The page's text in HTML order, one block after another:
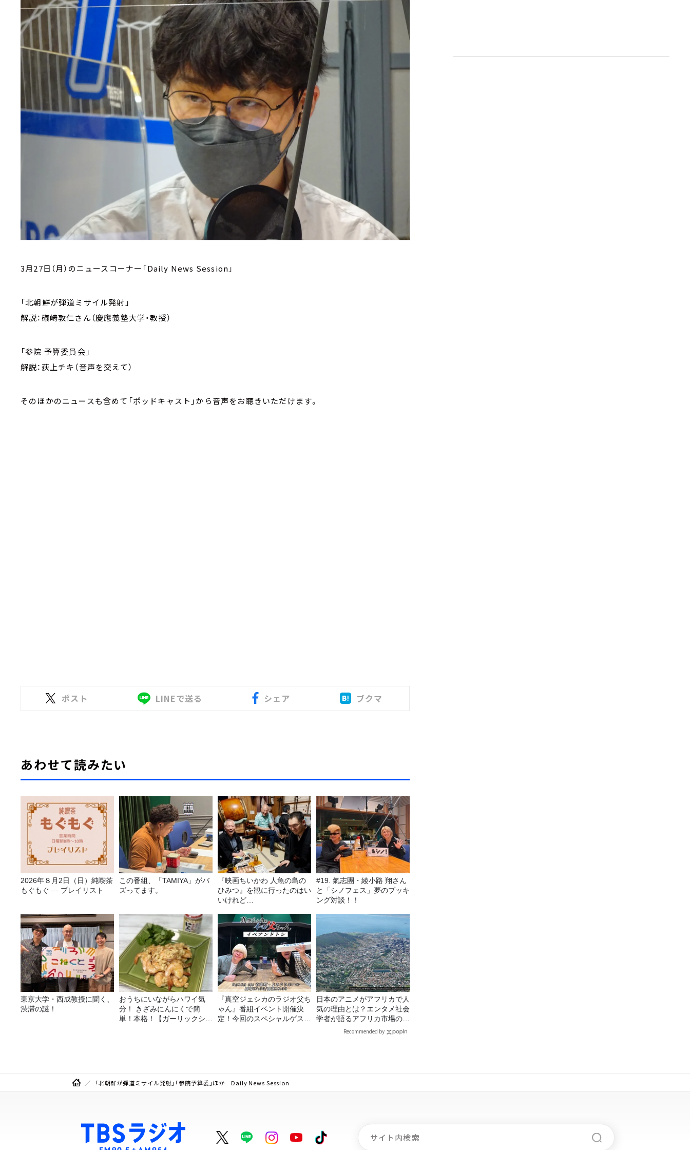
3月27日（月）のニュースコーナー「Daily News Session」
「北朝鮮が弾道ミサイル発射」
解説：礒崎敦仁さん（慶應義塾大学・教授）
「参院 予算委員会」
解説：荻上チキ（音声を交えて）
そのほかのニュースも含めて「ポッドキャスト」から音声をお聴きいただけます。
ポスト LINEで送る シェア ブクマ
あわせて読みたい
2026年８月2日（日）純喫茶
もぐもぐ ― プレイリスト
この番組、「TAMIYA」がバ
ズってます。
『映画ちいかわ 人魚の島の
ひみつ』を観に行ったのはい
いけれど…
#19. 氣志團・綾小路 翔さん
と「シノフェス」夢のブッキ
ング対談！！
東京大学・西成教授に聞く、
渋滞の謎！
おうちにいながらハワイ気
分！ きざみにんにくで簡
単！本格！【ガーリックシュ
『真空ジェシカのラジオ父ち
ゃん』番組イベント開催決
定！今回のスペシャルゲスト
日本のアニメがアフリカで人
気の理由とは？エンタメ社会
学者が語るアフリカ市場のリ
Recommended by
「北朝鮮が弾道ミサイル発射」「参院予算委」ほか Daily News Session